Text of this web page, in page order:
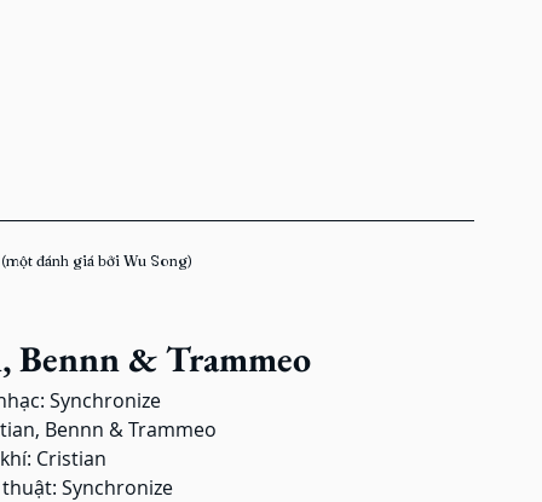
(một đánh giá bởi Wu Song)
Bennn & Trammeo
Synchronize
Bennn & Trammeo
Cristian
Synchronize